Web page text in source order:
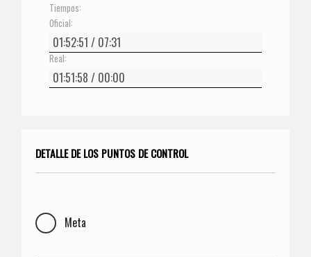
Tiempos:
Oficial:
Real:
DETALLE DE LOS PUNTOS DE CONTROL
Meta